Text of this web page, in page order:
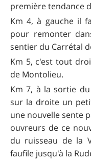
première tendance
Km 4, à gauche il
pour remonter
sentier du Carrétal
Km 5, c'est tout
de Montolieu.
Km 7, à la sortie
sur la droite un
une nouvelle sente
ouvreurs de ce
du ruisseau de la
faufile jusqu'à la